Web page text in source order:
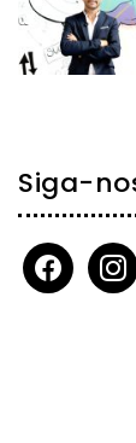
Siga-
facebook